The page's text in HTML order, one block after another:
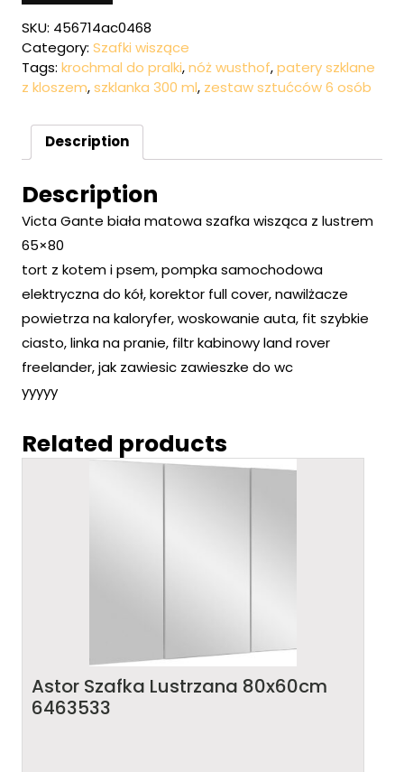
SKU: 456714ac0468
Category: Szafki wiszące
Tags: krochmal do pralki,nóż wusthof,patery szklane
z kloszem,szklanka 300 ml, zestaw sztućców 6 osób
Description
Description
Victa Gante biała matowa szafka wisząca z lustrem
65×80
tort z kotem i psem, pompka samochodowa
elektryczna do kół, korektor full cover, nawilżacze
powietrza na kaloryfer, woskowanie auta, fit szybkie
ciasto, linka na pranie, filtr kabinowy land rover
freelander, jak zawiesic zawieszke do wc
yyyyy
Related products
Astor Szafka Lustrzana 80x60cm
6463533